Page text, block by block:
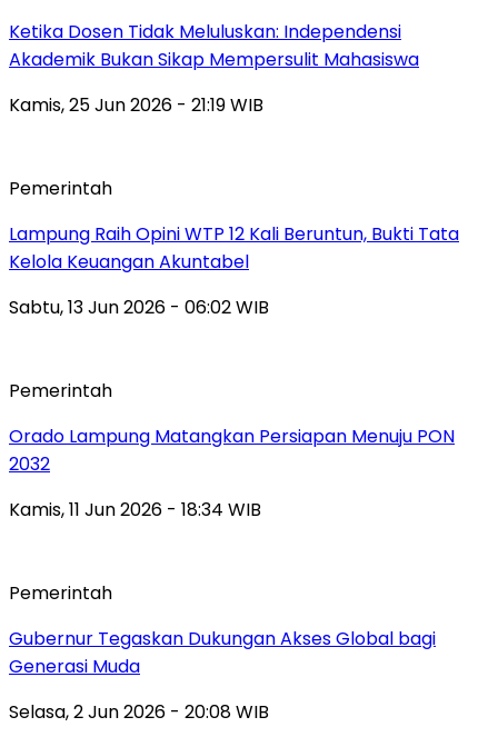
Ketika Dosen Tidak Meluluskan: Independensi
Akademik Bukan Sikap Mempersulit Mahasiswa
Kamis, 25 Jun 2026 - 21:19 WIB
Pemerintah
Lampung Raih Opini WTP 12 Kali Beruntun, Bukti Tata
Kelola Keuangan Akuntabel
Sabtu, 13 Jun 2026 - 06:02 WIB
Pemerintah
Orado Lampung Matangkan Persiapan Menuju PON
2032
Kamis, 11 Jun 2026 - 18:34 WIB
Pemerintah
Gubernur Tegaskan Dukungan Akses Global bagi
Generasi Muda
Selasa, 2 Jun 2026 - 20:08 WIB